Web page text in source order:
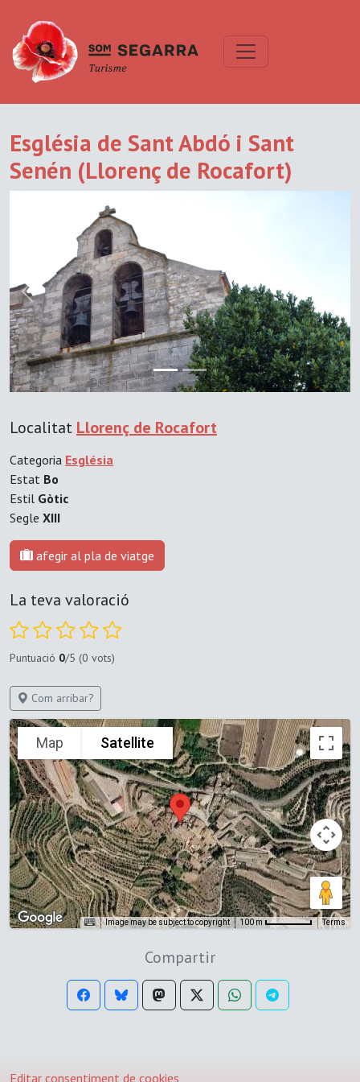
Església de Sant Abdó i Sant
Senén (Llorenç de Rocafort)
Previous
Localitat Llorenç de Rocafort
Categoria Església
Estat Bo
Estil Gòtic
Segle XIII
afegir al pla de viatge
La teva valoració
Puntuació 0/5 (0 vots)
Com arribar?
Map Satellite
Image may be subject to copyright 100 m Terms
Compartir
Editar consentiment de cookies